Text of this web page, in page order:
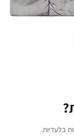
בלעדיות.